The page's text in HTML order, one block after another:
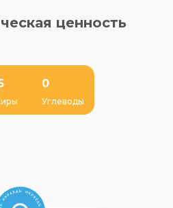
ценность
0
Углеводы